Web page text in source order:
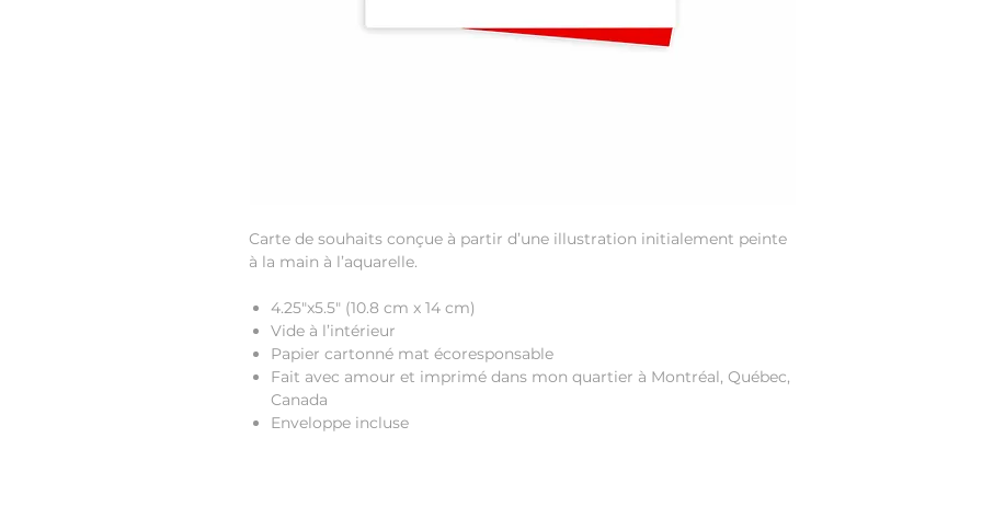
Carte de souhaits conçue à partir d’une illustration initialement peinte
à la main à l’aquarelle.
4.25"x5.5" (10.8 cm x 14 cm)
Vide à l’intérieur
Papier cartonné mat écoresponsable
Fait avec amour et imprimé dans mon quartier à Montréal, Québec,
Canada
Enveloppe incluse